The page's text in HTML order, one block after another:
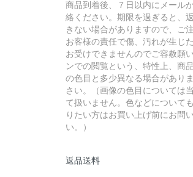
商品到着後、７日以内にメール
絡ください。期限を過ぎると、
きない場合がありますので、ご
お客様の責任で傷、汚れが生じ
お受けできませんのでご容赦願
ンでの閲覧という、特性上、商
の色目と多少異なる場合があり
さい。（画像の色目については
て扱いません。色などについて
りたい方はお買い上げ前にお問
い。）
返品送料